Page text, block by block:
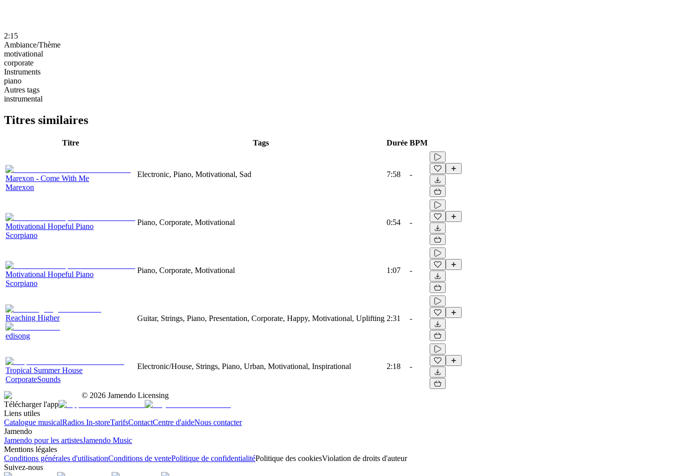
2:15
Ambiance/Thème
motivational
corporate
Instruments
piano
Autres tags
instrumental
Titres similaires
Titre Tags Durée BPM
Marexon - Come With Me
Marexon
Electronic, Piano, Motivational, Sad 7:58 -
Motivational Hopeful Piano
Scorpiano
Piano, Corporate, Motivational 0:54 -
Motivational Hopeful Piano
Scorpiano
Piano, Corporate, Motivational 1:07 -
Reaching Higher
edisong
Guitar, Strings, Piano, Presentation, Corporate, Happy, Motivational, Uplifting 2:31 -
Tropical Summer House
CorporateSounds
Electronic/House, Strings, Piano, Urban, Motivational, Inspirational 2:18 -
© 2026 Jamendo Licensing
Télécharger l'app
Liens utiles
Catalogue musicalRadios In-storeTarifsContactCentre d'aideNous contacter
Jamendo
Jamendo pour les artistesJamendo Music
Mentions légales
Conditions générales d'utilisationConditions de ventePolitique de confidentialitéPolitique des cookiesViolation de droits d'auteur
Suivez-nous